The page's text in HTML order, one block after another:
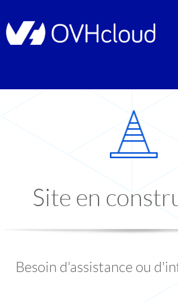
Site en
Besoin d'assistance ou